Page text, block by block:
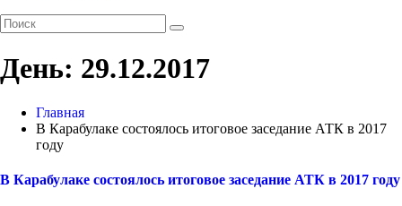
День: 29.12.2017
Главная
В Карабулаке состоялось итоговое заседание АТК в 2017
году
В Карабулаке состоялось итоговое заседание АТК в 2017 году